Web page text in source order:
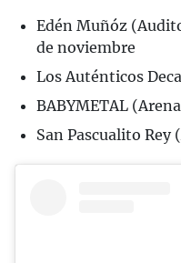
Edén Muñóz
de noviembre
Los Auténticos
BABYMETAL
San Pascualito Rey